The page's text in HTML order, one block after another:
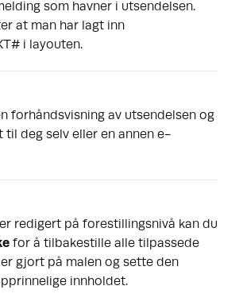
som havner i utsendelsen.
at man har lagt inn
i layouten.
forhåndsvisning av utsendelsen og
til deg selv eller en annen e-
redigert på forestillingsnivå kan du
for å tilbakestille alle tilpassede
gjort på malen og sette den
innholdet.